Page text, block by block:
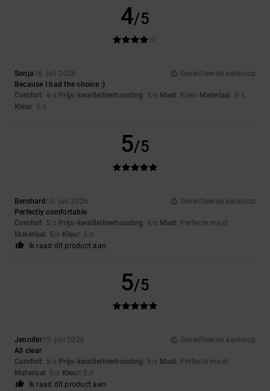
4/5
Sonja16. juli 2026
Geverifieerde aankoop
Because I had the choice :)
Comfort: 4/5 Prijs-kwaliteitverhouding: 5/5 Maat: Klein Materiaal : 3/5
Kleur: 5/5
5/5
Bernhard16. juli 2026
Geverifieerde aankoop
Perfectly comfortable
Comfort: 5/5 Prijs-kwaliteitverhouding: 4/5 Maat: Perfecte maat
Materiaal: 5/5 Kleur: 5 /5
Ik raad dit product aan
5/5
Jennifer15. juli 2026
Geverifieerde aankoop
All clear
Comfort: 5/5 Prijs-kwaliteitverhouding: 5/5 Maat: Perfecte maat
Materiaal: 5/5 Kleur: 5 /5
Ik raad dit product aan